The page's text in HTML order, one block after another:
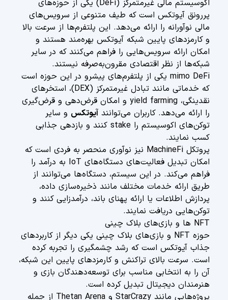
اکوسیستم مالی غیرمتمرکز (DeFi) یکی از حوزه‌های
پررونق آیوتکس است که طیف متنوعی از سرویس‌های
مالی نوآورانه را ارائه می‌دهد. این پلتفرم‌ها از سرعت بالا
و کارمزدهای پایین شبکه آیوتکس بهره‌مند هستند و
امکان ارائه سرویس‌هایی را فراهم می‌کنند که در سایر
شبکه‌ها از نظر اقتصادی مقرون‌به‌صرفه نیستند.
mimo DeFi یکی از پلتفرم‌های پیشرو در این حوزه است
که خدماتی مانند تبادل غیرمتمرکز (DEX)، استخر‌های
نقدینگی، yield farming و امکان قرض‌دهی و قرض‌گیری
را ارائه می‌دهد. کاربران می‌توانند آیوتکس و سایر
توکن‌های اکوسیستم را stake کنند و بازدهی جذابی
کسب نمایند.
پروتکل MachineFi نیز نوآوری منحصر به فردی است که
امکان تبدیل فعالیت‌های دستگاه‌های IoT به درآمد را
فراهم می‌کند. در این سیستم، دستگاه‌ها می‌توانند از
طریق ارائه خدمات مختلف مانند ذخیره‌سازی داده،
پردازش اطلاعات یا ارائه پهنای باند، درآمدزایی کنند و
توکن‌هایی دریافت نمایند.
NFT ها و بازی‌های بلاک چینی
حوزه NFT و بازی‌های بلاک چینی یکی دیگر از کاربردهای
جذاب آیوتکس است که رشد چشمگیری را تجربه کرده
است. سرعت بالای تراکنش و کارمزدهای پایین این شبکه،
آن را به انتخابی مناسب برای توسعه‌دهندگان بازی و
هنرمندان دیجیتال تبدیل کرده است.
پروژه‌هایی مانند StarCrazy و Thetan Arena از جمله